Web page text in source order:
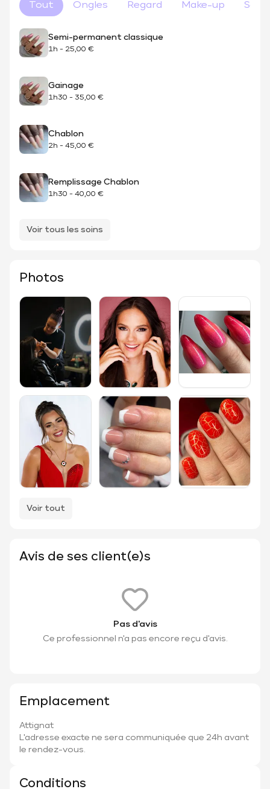
Tout Ongles Regard Make-up Soin
Semi-permanent classique
1h - 25,00 €
Gainage
1h30 - 35,00 €
Chablon
2h - 45,00 €
Remplissage Chablon
1h30 - 40,00 €
Voir tous les soins
Photos
Voir tout
Avis de ses client(e)s
Pas d'avis
Ce professionnel n'a pas encore reçu d'avis.
Emplacement
Attignat
L'adresse exacte ne sera communiquée que 24h avant
le rendez-vous.
Conditions